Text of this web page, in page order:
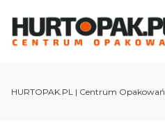
HURTOPAK.PL | Centrum Opakowań